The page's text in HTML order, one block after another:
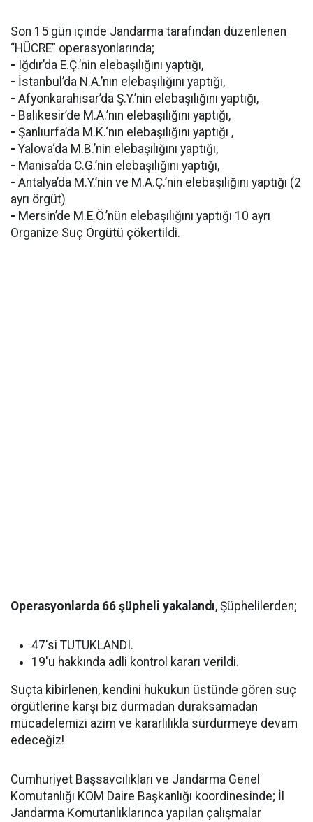
Son 15 gün içinde Jandarma tarafından düzenlenen
“HÜCRE” operasyonlarında;
- Iğdır’da E.Ç.’nin elebaşılığını yaptığı,
- İstanbul’da N.A.’nın elebaşılığını yaptığı,
- Afyonkarahisar’da Ş.Y.’nin elebaşılığını yaptığı,
- Balıkesir’de M.A.’nın elebaşılığını yaptığı,
- Şanlıurfa’da M.K.‘nın elebaşılığını yaptığı ,
- Yalova‘da M.B.’nin elebaşılığını yaptığı,
- Manisa’da C.G.’nin elebaşılığını yaptığı,
- Antalya’da M.Y.’nin ve M.A.Ç.’nin elebaşılığını yaptığı (2
ayrı örgüt)
- Mersin’de M.E.Ö.’nün elebaşılığını yaptığı 10 ayrı
Organize Suç Örgütü çökertildi.
Operasyonlarda 66 şüpheli yakalandı, Şüphelilerden;
47'si TUTUKLANDI.
19'u hakkında adli kontrol kararı verildi.
Suçta kibirlenen, kendini hukukun üstünde gören suç
örgütlerine karşı biz durmadan duraksamadan
mücadelemizi azim ve kararlılıkla sürdürmeye devam
edeceğiz!
Cumhuriyet Başsavcılıkları ve Jandarma Genel
Komutanlığı KOM Daire Başkanlığı koordinesinde; İl
Jandarma Komutanlıklarınca yapılan çalışmalar